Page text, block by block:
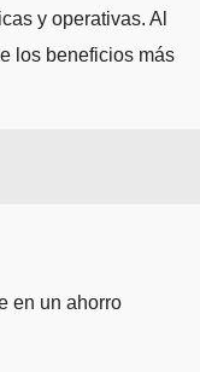
y operativas. Al
los beneficios más
en un ahorro